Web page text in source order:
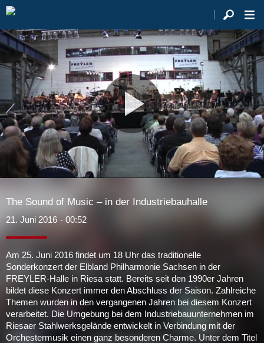
Video
The Sound of Music – in der Industriebauhalle
21. Juni 2016 - 00:52
Am 25. Juni 2016 findet um 18 Uhr das traditionelle
Sonderkonzert der Elbland Philharmonie Sachsen in der
FREYLER-Halle in Riesa statt. Bereits seit den 1990er Jahren
bildet diese Konzert immer den Abschluss der Saison. Zahlreiche
Themen wurden in den vergangenen Jahren bei diesem Konzert
verarbeitet. Die Umgebung bei dem Industriebauunternehmen im
Riesaer Stahlwerksgelände entwickelt in Verbindung mit der
Orchestermusik einen ganz besonderen Charme. Unter dem Titel